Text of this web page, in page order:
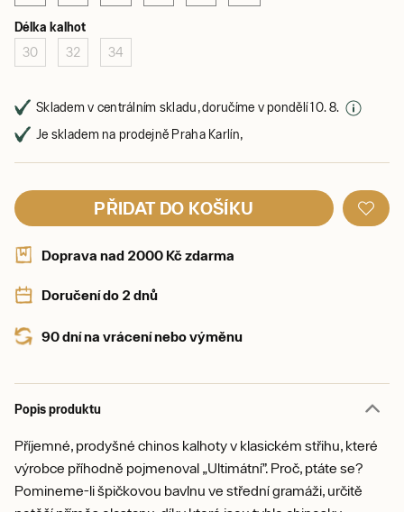
Délka kalhot
30 32 34
Skladem v centrálním skladu, doručíme v pondělí 10. 8.
Je skladem na prodejně Praha Karlín,
PŘIDAT DO KOŠÍKU
Doprava nad 2000 Kč zdarma
Doručení do 2 dnů
90 dní na vrácení nebo výměnu
Popis produktu
Příjemné, prodyšné chinos kalhoty v klasickém střihu, které
výrobce příhodně pojmenoval „Ultimátní”. Proč, ptáte se?
Pomineme-li špičkovou bavlnu ve střední gramáži, určitě